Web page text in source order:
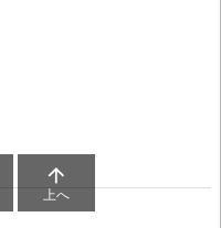

上へ